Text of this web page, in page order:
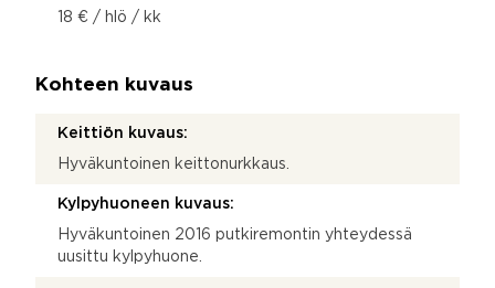
18 € / hlö / kk
Kohteen kuvaus
Keittiön kuvaus:
Hyväkuntoinen keittonurkkaus.
Kylpyhuoneen kuvaus:
Hyväkuntoinen 2016 putkiremontin yhteydessä
uusittu kylpyhuone.